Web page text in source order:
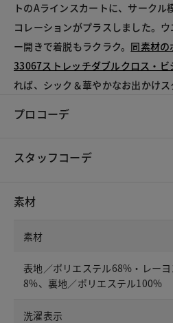
トのAラインスカートに、サークル
コレーションがプラスしました。
ー開きで着脱もラクラク。 同素材の
33067ストレッチダブルクロス・ビ
れば、シック＆華やかなお出かけス
プロコーデ
スタッフコーデ
素材
素材
表地／ポリエステル68%・レー
8%、裏地／ポリエステル100%
洗濯表示